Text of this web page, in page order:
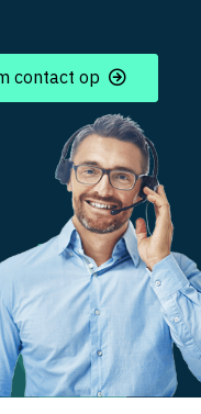
contact op